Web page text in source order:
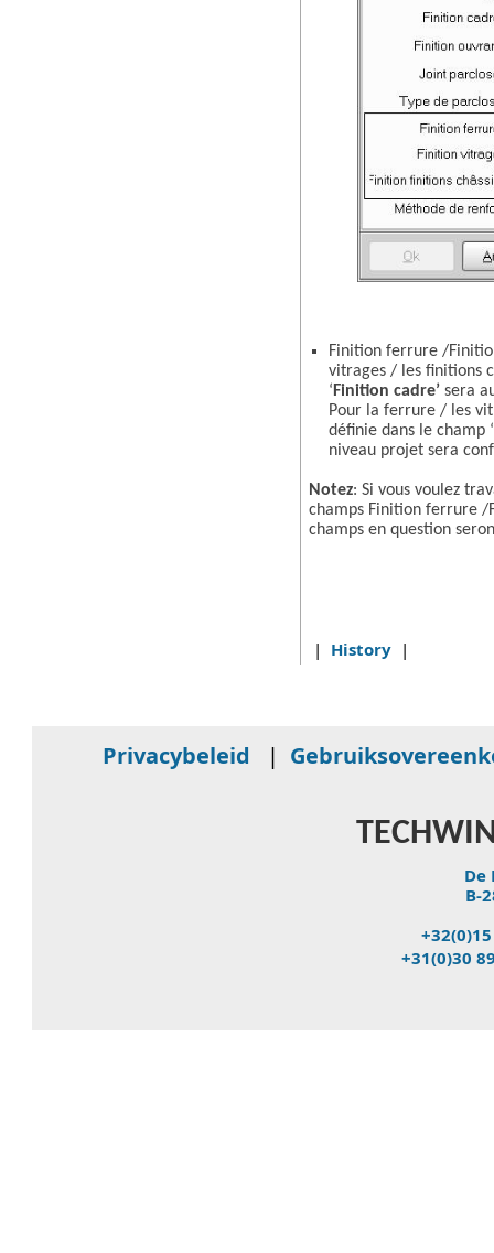
Finition ferrure /
vitrages / les finitions
‘ Finition cadre’ sera
Pour la ferrure / les
définie dans le champ ‘
niveau projet sera
Notez: Si vous voulez
champs Finition ferrure /
champs en question
| History |
Privacybeleid |
De
B-
+31(0)30